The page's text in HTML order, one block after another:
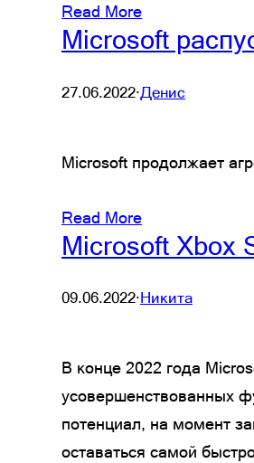
Read More
Microsoft
27.06.2022·Денис
Microsoft продолжает
Read More
Microsoft Xbox
09.06.2022·Никита
В конце 2022 года
усовершенствованных
потенциал, на момент
оставаться самой